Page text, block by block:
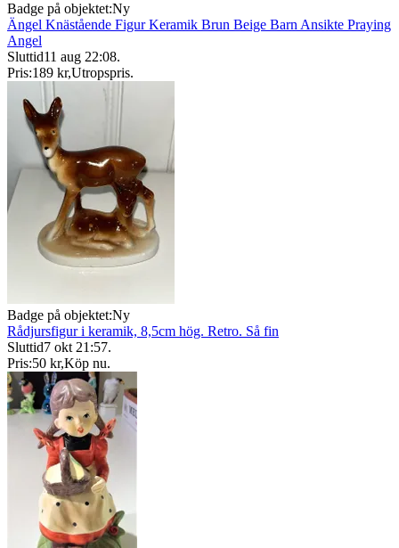
Badge på objektet:Ny
Ängel Knästående Figur Keramik Brun Beige Barn Ansikte Praying
Angel
Sluttid11 aug 22:08.
Pris:189 kr,Utropspris.
Badge på objektet:Ny
Rådjursfigur i keramik, 8,5cm hög. Retro. Så fin
Sluttid7 okt 21:57.
Pris:50 kr,Köp nu.